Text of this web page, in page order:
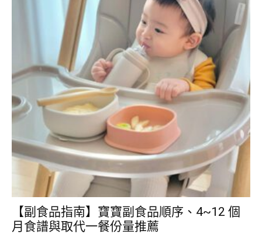
【副食品指南】寶寶副食品順序、4~12 個
月食譜與取代一餐份量推薦